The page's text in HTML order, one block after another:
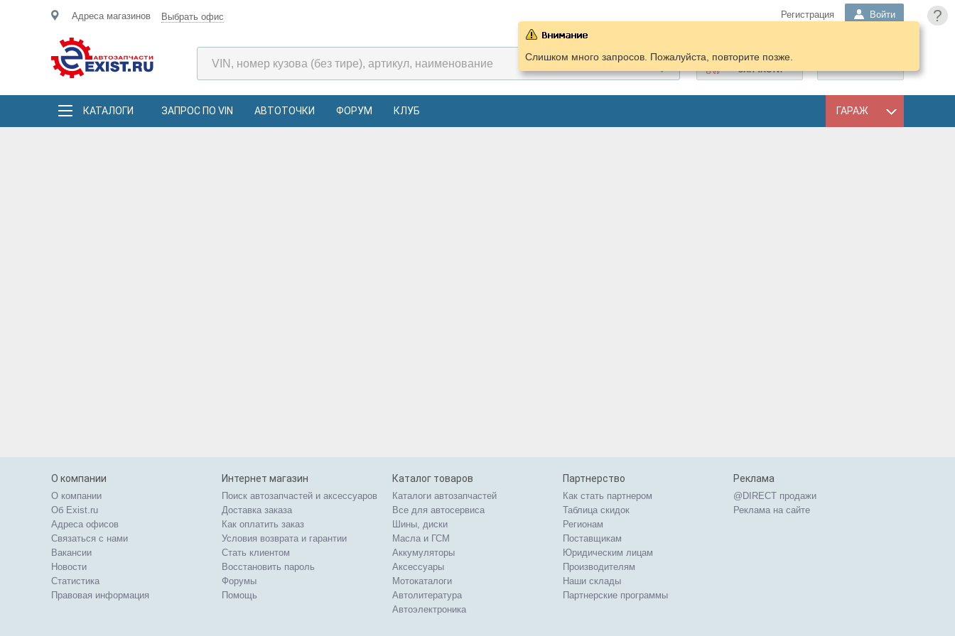
?
Адреса магазинов Выбрать офис Регистрация Войти
ПОДОБРАТЬ
ЗАПЧАСТИ
КАТАЛОГИ ЗАПРОС ПО VIN АВТОТОЧКИ ФОРУМ КЛУБ ГАРАЖ
Слишком много запросов. Пожалуйста, повторите позже.
О компании
О компании
Об Exist.ru
Адреса офисов
Связаться с нами
Вакансии
Новости
Статистика
Правовая информация
Интернет магазин
Поиск автозапчастей и аксессуаров
Доставка заказа
Как оплатить заказ
Условия возврата и гарантии
Стать клиентом
Восстановить пароль
Форумы
Помощь
Каталог товаров
Каталоги автозапчастей
Все для автосервиса
Шины, диски
Масла и ГСМ
Аккумуляторы
Аксессуары
Мотокаталоги
Автолитература
Автоэлектроника
Партнерство
Как стать партнером
Таблица скидок
Регионам
Поставщикам
Юридическим лицам
Производителям
Наши склады
Партнерские программы
Реклама
@DIRECT продажи
Реклама на сайте